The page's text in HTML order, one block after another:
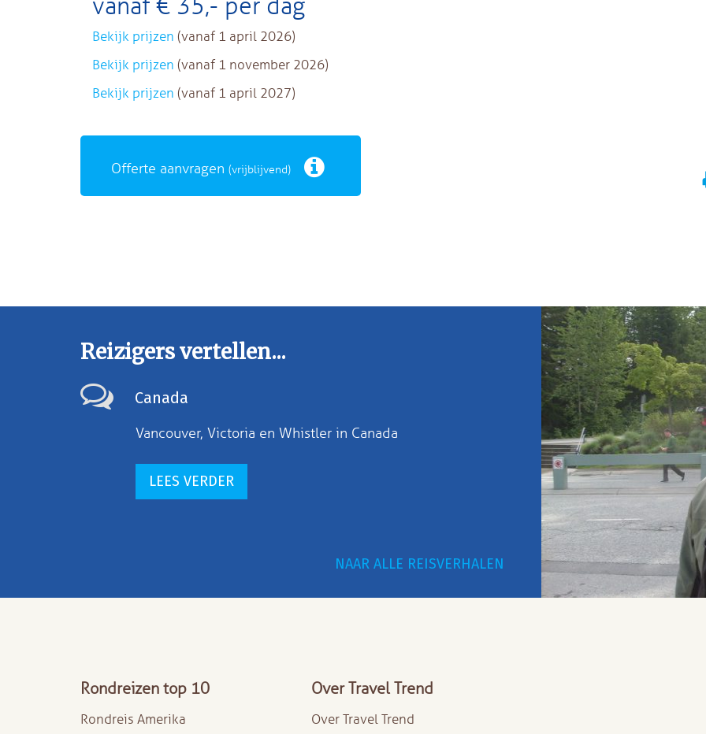
Bekijk prijzen (vanaf 1 april 2026)
Bekijk prijzen (vanaf 1 november 2026)
Bekijk prijzen (vanaf 1 april 2027)
Offerte aanvragen (vrijblijvend)
Reizigers vertellen...
Canada
Vancouver, Victoria en Whistler in Canada
LEES VERDER
NAAR ALLE REISVERHALEN
Rondreizen top 10
Rondreis Amerika
Over Travel Trend
Over Travel Trend